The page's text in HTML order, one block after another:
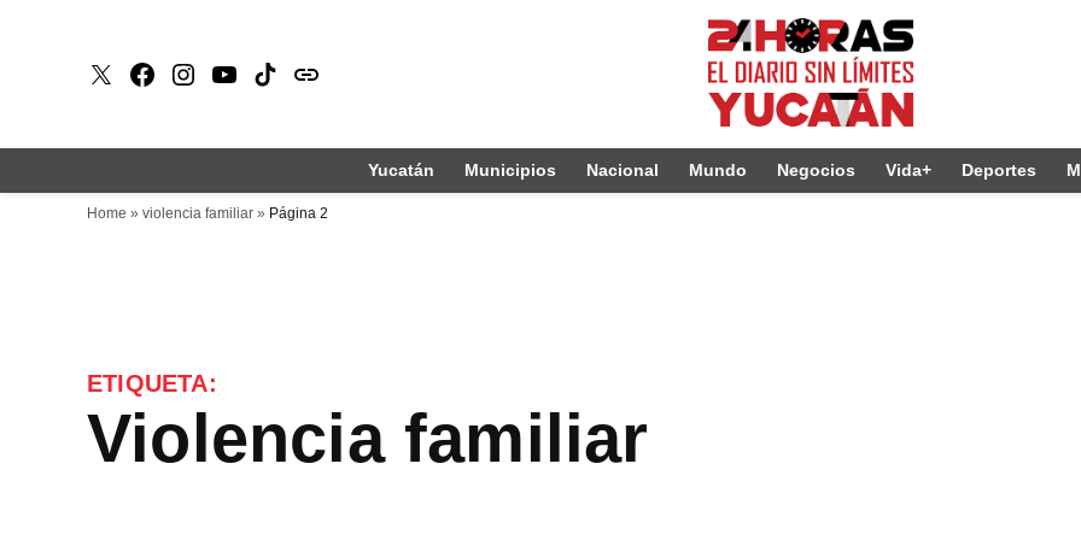
X Faceboook
Instagram
Youtube
Tiktokissuu
Yucatán Municipios Nacional Mundo Negocios Vida+ Deportes
Home » violencia familiar » Página 2
ETIQUETA:
violencia familiar